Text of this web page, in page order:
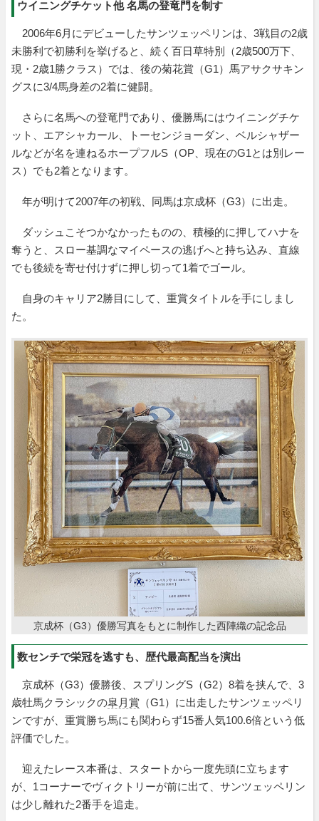
ウイニングチケット他 名馬の登竜門を制す
2006年6月にデビューしたサンツェッペリンは、3戦目の2歳
未勝利で初勝利を挙げると、続く百日草特別（2歳500万下、
現・2歳1勝クラス）では、後の菊花賞（G1）馬アサクサキン
グスに3/4馬身差の2着に健闘。
さらに名馬への登竜門であり、優勝馬にはウイニングチケ
ット、エアシャカール、トーセンジョーダン、ベルシャザー
ルなどが名を連ねるホープフルS（OP、現在のG1とは別レー
ス）でも2着となります。
年が明けて2007年の初戦、同馬は京成杯（G3）に出走。
ダッシュこそつかなかったものの、積極的に押してハナを
奪うと、スロー基調なマイペースの逃げへと持ち込み、直線
でも後続を寄せ付けずに押し切って1着でゴール。
自身のキャリア2勝目にして、重賞タイトルを手にしまし
た。
京成杯（G3）優勝写真をもとに制作した西陣織の記念品
数センチで栄冠を逃すも、歴代最高配当を演出
京成杯（G3）優勝後、スプリングS（G2）8着を挟んで、3
歳牡馬クラシックの皐月賞 （G1）に出走したサンツェッペリ
ンですが、重賞勝ち馬にも関わらず15番人気100.6倍という低
評価でした。
迎えたレース本番は、スタートから一度先頭に立ちます
が、1コーナーでヴィクトリーが前に出て、サンツェッペリン
は少し離れた2番手を追走。